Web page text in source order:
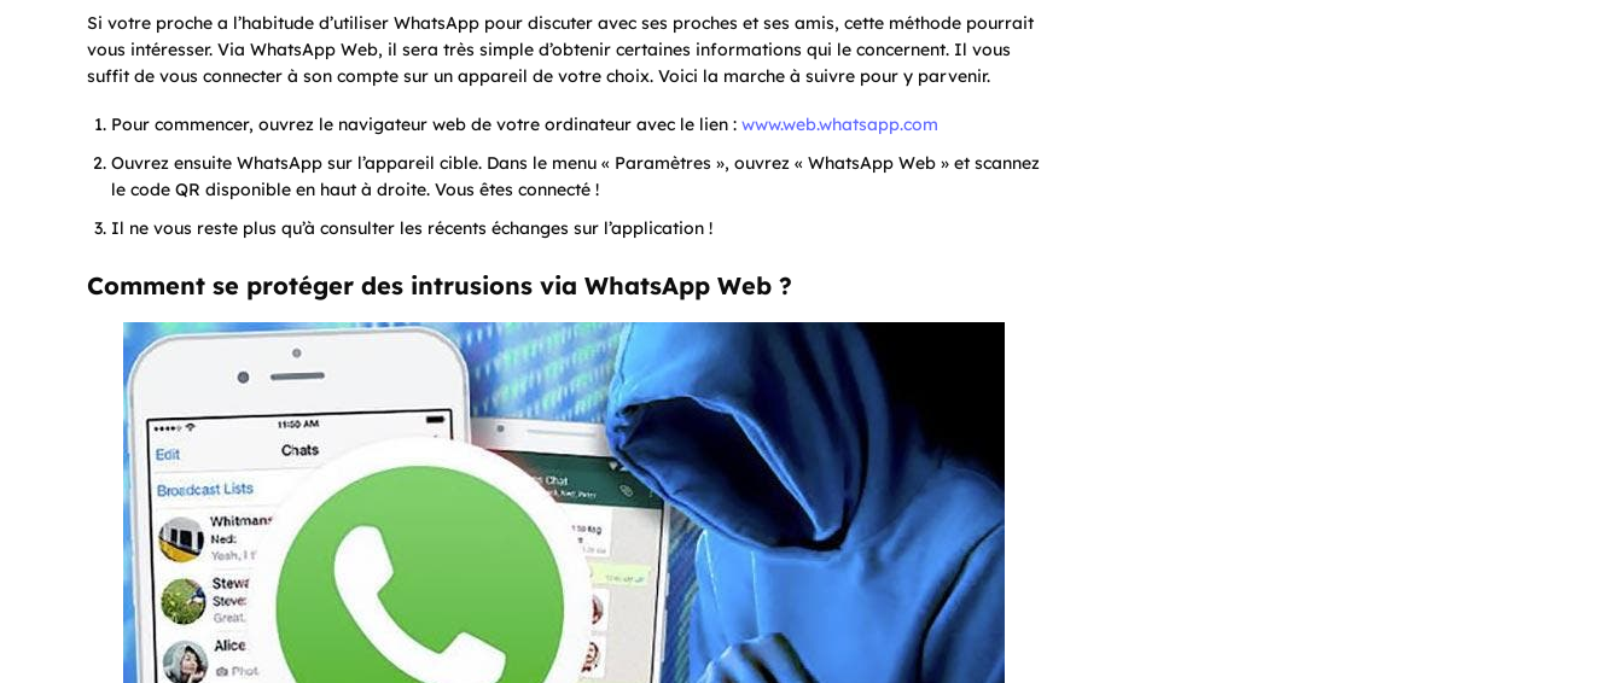
Si votre proche a l’habitude d’utiliser WhatsApp pour discuter avec ses proches et ses amis, cette méthode pourrait
vous intéresser. Via WhatsApp Web, il sera très simple d’obtenir certaines informations qui le concernent. Il vous
suffit de vous connecter à son compte sur un appareil de votre choix. Voici la marche à suivre pour y parvenir.
Pour commencer, ouvrez le navigateur web de votre ordinateur avec le lien : www.web.whatsapp.com
Ouvrez ensuite WhatsApp sur l’appareil cible. Dans le menu « Paramètres », ouvrez « WhatsApp Web » et scannez
le code QR disponible en haut à droite. Vous êtes connecté !
Il ne vous reste plus qu’à consulter les récents échanges sur l’application !
Comment se protéger des intrusions via WhatsApp Web ?